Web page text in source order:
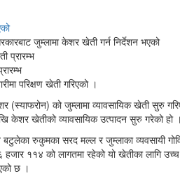
जुम्लामा केशर खेती गर्न निर्देशन भएको
प्रारम्भ
परिक्षण खेती गरिएको ।
(स्याफरोन) को जुम्लामा व्यावसायिक खेती सुरु
केशर खेतीको व्यावसायिक उत्पादन सुरु गरेको हो ।
बटुलेका रुकुमका सरद मल्ल र जुम्लाका व्यवसायी
११४ को लागतमा रहेको यो खेतीका लागि उच्च
छ ।